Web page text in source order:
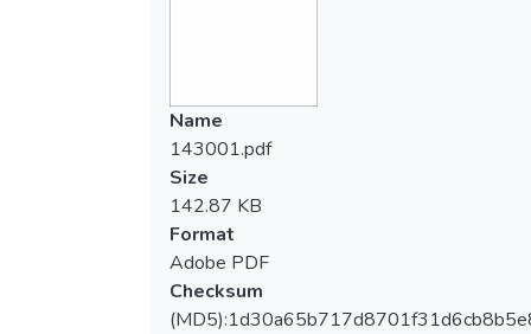
Name
143001.pdf
Size
142.87 KB
Format
Adobe PDF
Checksum